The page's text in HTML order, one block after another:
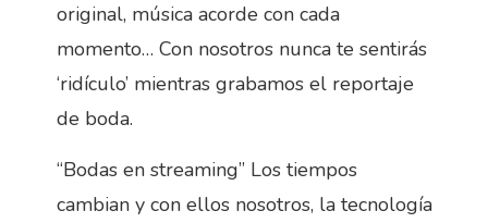
original, música acorde con cada
momento… Con nosotros nunca te sentirás
‘ridículo’ mientras grabamos el reportaje
de boda.
“Bodas en streaming” Los tiempos
cambian y con ellos nosotros, la tecnología